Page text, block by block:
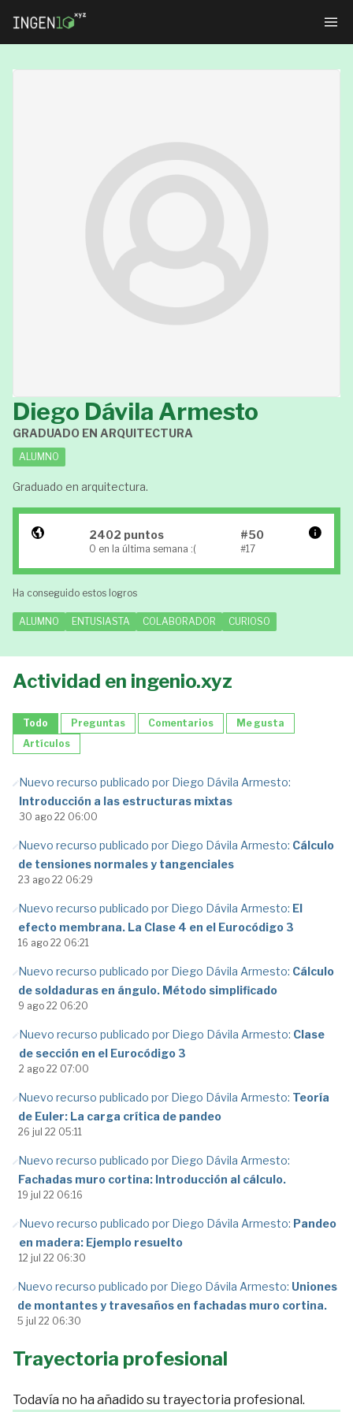
Diego Dávila Armesto
GRADUADO EN ARQUITECTURA
ALUMNO
Graduado en arquitectura.
2402 puntos
0 en la última semana :(
#50
#17
Ha conseguido estos logros
ALUMNO ENTUSIASTA COLABORADOR CURIOSO
Actividad en ingenio.xyz
Todo Preguntas Comentarios
Me gusta
Artículos
Nuevo recurso publicado por Diego Dávila Armesto:
Introducción a las estructuras mixtas
30 ago 22 06:00
Nuevo recurso publicado por Diego Dávila Armesto: Cálculo
de tensiones normales y tangenciales
23 ago 22 06:29
Nuevo recurso publicado por Diego Dávila Armesto: El
efecto membrana. La Clase 4 en el Eurocódigo 3
16 ago 22 06:21
Nuevo recurso publicado por Diego Dávila Armesto: Cálculo
de soldaduras en ángulo. Método simplificado
9 ago 22 06:20
Nuevo recurso publicado por Diego Dávila Armesto: Clase
de sección en el Eurocódigo 3
2 ago 22 07:00
Nuevo recurso publicado por Diego Dávila Armesto: Teoría
de Euler: La carga crítica de pandeo
26 jul 22 05:11
Nuevo recurso publicado por Diego Dávila Armesto:
Fachadas muro cortina: Introducción al cálculo.
19 jul 22 06:16
Nuevo recurso publicado por Diego Dávila Armesto: Pandeo
en madera: Ejemplo resuelto
12 jul 22 06:30
Nuevo recurso publicado por Diego Dávila Armesto: Uniones
de montantes y travesaños en fachadas muro cortina.
5 jul 22 06:30
Trayectoria profesional
Todavía no ha añadido su trayectoria profesional.